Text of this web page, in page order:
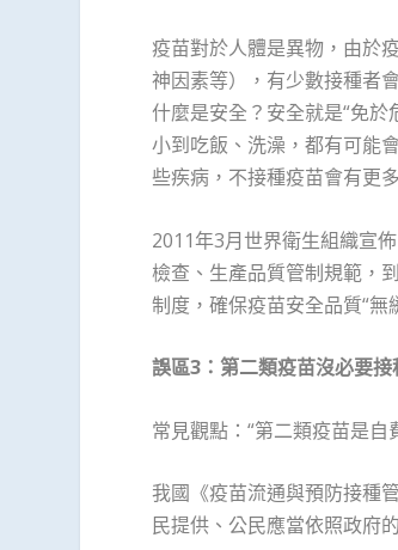
疫苗對於人體是異物，由於
神因素等），有少數接種者
什麼是安全？安全就是“免於
小到吃飯、洗澡，都有可能
些疾病，不接種疫苗會有更
2011年3月世界衛生組織宣
檢查、生產品質管制規範，
制度，確保疫苗安全品質“無
誤區3 ：第二類疫苗沒必要接
常見觀點：“第二類疫苗是
我國《疫苗流通與預防接種
民提供、公民應當依照政府